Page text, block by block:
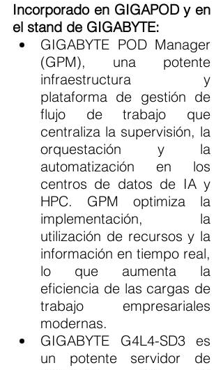
Incorporado en GIGAPOD y en
el stand de GIGABYTE:
GIGABYTE POD Manager
(GPM), una potente
infraestructura y
plataforma de gestión de
flujo de trabajo que
centraliza la supervisión, la
orquestación y la
automatización en los
centros de datos de IA y
HPC. GPM optimiza la
implementación, la
utilización de recursos y la
información en tiempo real,
lo que aumenta la
eficiencia de las cargas de
trabajo empresariales
modernas.
GIGABYTE G4L4-SD3 es
un potente servidor de